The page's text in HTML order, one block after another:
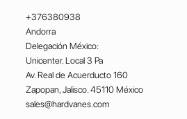
+376380938
Andorra
Delegación México:
Unicenter. Local 3 Pa
Av. Real de Acuerducto 160
Zapopan, Jalisco. 45110 México
sales@hardvanes.com